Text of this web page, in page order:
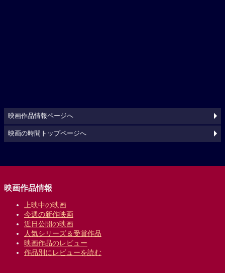
映画作品情報ページへ
映画の時間トップページへ
映画作品情報
上映中の映画
今週の新作映画
近日公開の映画
人気シリーズ＆受賞作品
映画作品のレビュー
作品別にレビューを読む